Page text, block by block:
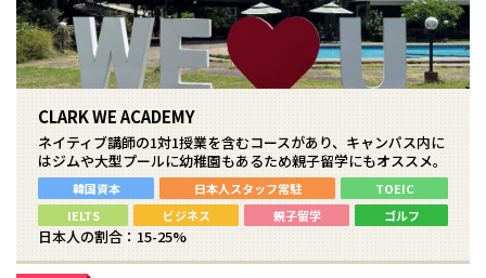
CLARK WE ACADEMY
ネイティブ講師の1対1授業を含むコースがあり、キャンパス内に
はジムや大型プールに幼稚園もあるため親子留学にもオススメ。
韓国資本 日本人スタッフ常駐
TOEIC
IELTS
ビジネス 親子留学 ゴルフ
日本人の割合：15-25%